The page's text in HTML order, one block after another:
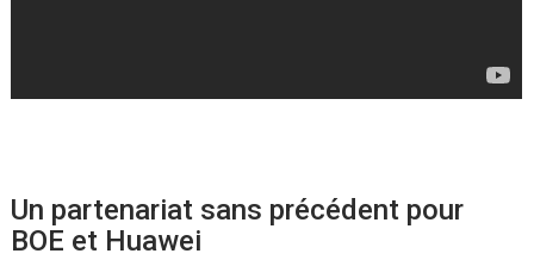
Un partenariat sans précédent pour
BOE et Huawei